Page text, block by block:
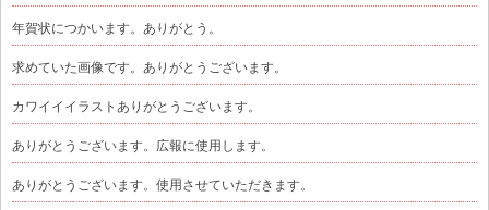
年賀状につかいます。ありがとう。
求めていた画像です。ありがとうございます。
カワイイイラストありがとうございます。
ありがとうございます。広報に使用します。
ありがとうございます。使用させていただきます。